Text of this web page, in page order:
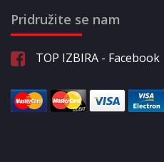
Pridružite se nam
TOP IZBIRA - Facebook